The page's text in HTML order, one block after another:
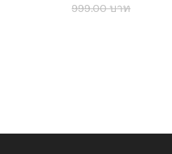
สำหรับผู้หญิง รุ่น
999.00 บาท